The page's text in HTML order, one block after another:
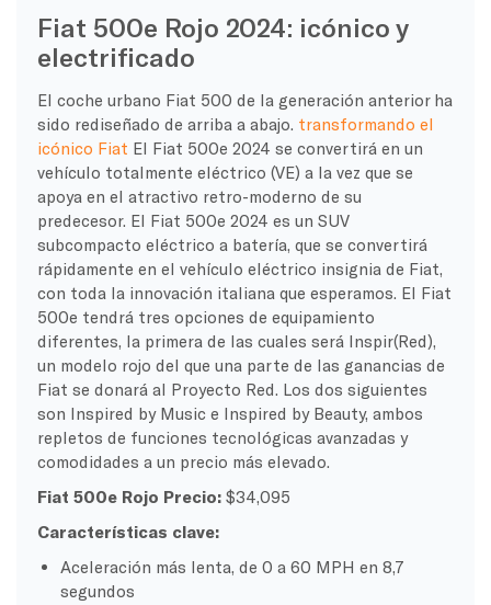
Fiat 500e Rojo 2024: icónico y
electrificado
El coche urbano Fiat 500 de la generación anterior ha
sido rediseñado de arriba a abajo. transformando el
icónico Fiat El Fiat 500e 2024 se convertirá en un
vehículo totalmente eléctrico (VE) a la vez que se
apoya en el atractivo retro-moderno de su
predecesor. El Fiat 500e 2024 es un SUV
subcompacto eléctrico a batería, que se convertirá
rápidamente en el vehículo eléctrico insignia de Fiat,
con toda la innovación italiana que esperamos. El Fiat
500e tendrá tres opciones de equipamiento
diferentes, la primera de las cuales será Inspir(Red),
un modelo rojo del que una parte de las ganancias de
Fiat se donará al Proyecto Red. Los dos siguientes
son Inspired by Music e Inspired by Beauty, ambos
repletos de funciones tecnológicas avanzadas y
comodidades a un precio más elevado.
Fiat 500e Rojo Precio:$34,095
Características clave:
Aceleración más lenta, de 0 a 60 MPH en 8,7
segundos